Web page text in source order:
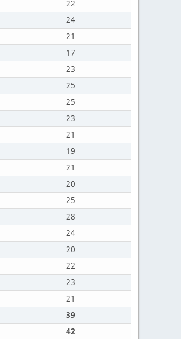
22
24
21
17
23
25
25
23
21
19
21
20
25
28
24
20
22
23
21
39
42